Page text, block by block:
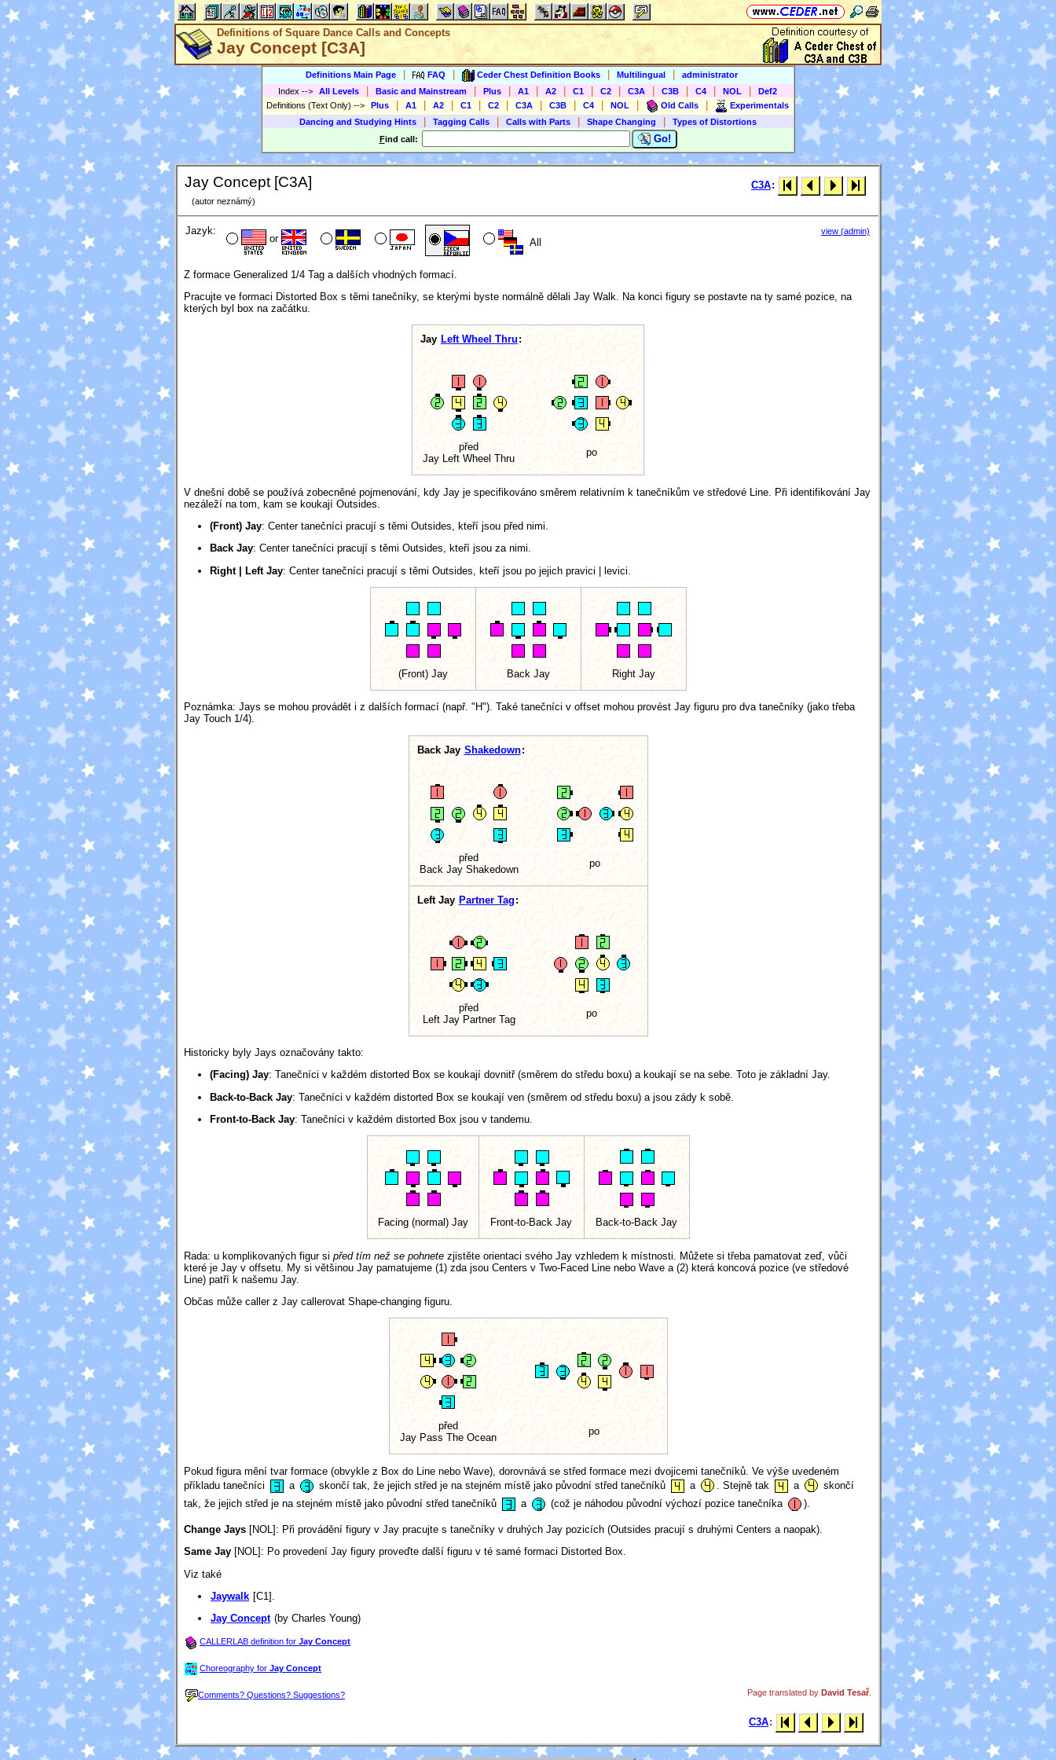
Definitions of Square Dance Calls and Concepts
Jay Concept [C3A]
Definitions Main Page FAQ Ceder Chest Definition Books Multilingual
administrator
Index --> All Levels Basic and Mainstream Plus A1 A2 C1 C2 C3A C3B C4 NOL
Def2
Definitions (Text Only) --> Plus A1 A2 C1 C2 C3A C3B C4 NOL Old Calls
Experimentals
Dancing and Studying Hints
Tagging Calls Calls with Parts Shape Changing
Types of Distortions
Find call: Go!
Jay Concept [C3A]
(autor neznámý)
C3A:
Jazyk:
or All
view (admin)
Z formace Generalized 1/4 Tag a dalších vhodných formací.
Pracujte ve formaci Distorted Box s těmi tanečníky, se kterými byste normálně dělali Jay Walk. Na konci figury se postavte na ty samé pozice, na
kterých byl box na začátku.
Jay Left Wheel Thru :
před
Jay Left Wheel Thru
po
V dnešní době se používá zobecněné pojmenování, kdy Jay je specifikováno směrem relativním k tanečníkům ve středové Line. Při identifikování Jay
nezáleží na tom, kam se koukají Outsides.
(Front) Jay: Center tanečníci pracují s těmi Outsides, kteří jsou před nimi.
Back Jay: Center tanečníci pracují s těmi Outsides, kteří jsou za nimi.
Right | Left Jay: Center tanečníci pracují s těmi Outsides, kteří jsou po jejich pravici | levici.
(Front) Jay Back Jay Right Jay
Poznámka: Jays se mohou provádět i z dalších formací (např. "H"). Také tanečníci v offset mohou provést Jay figuru pro dva tanečníky (jako třeba
Jay Touch 1/4).
Back Jay Shakedown:
před
Back Jay Shakedown
po
Left Jay Partner Tag :
před
Left Jay Partner Tag
po
Historicky byly Jays označovány takto:
(Facing) Jay: Tanečníci v každém distorted Box se koukají dovnitř (směrem do středu boxu) a koukají se na sebe. Toto je základní Jay.
Back-to-Back Jay: Tanečníci v každém distorted Box se koukají ven (směrem od středu boxu) a jsou zády k sobě.
Front-to-Back Jay: Tanečníci v každém distorted Box jsou v tandemu.
Facing (normal) Jay Front-to-Back Jay Back-to-Back Jay
Rada: u komplikovaných figur si před tím než se pohnete zjistěte orientaci svého Jay vzhledem k místnosti. Můžete si třeba pamatovat zeď, vůči
které je Jay v offsetu. My si většinou Jay pamatujeme (1) zda jsou Centers v Two-Faced Line nebo Wave a (2) která koncová pozice (ve středové
Line) patří k našemu Jay.
Občas může caller z Jay callerovat Shape-changing figuru.
před
Jay Pass The Ocean
po
Pokud figura mění tvar formace (obvykle z Box do Line nebo Wave), dorovnává se střed formace mezi dvojicemi tanečníků. Ve výše uvedeném
příkladu tanečníci
a skončí tak, že jejich střed je na stejném místě jako původní střed tanečníků a . Stejně tak a
skončí
tak, že jejich střed je na stejném místě jako původní střed tanečníků
a (což je náhodou původní výchozí pozice tanečníka ).
Change Jays [NOL] : Při provádění figury v Jay pracujte s tanečníky v druhých Jay pozicích (Outsides pracují s druhými Centers a naopak).
Same Jay [NOL] : Po provedení Jay figury proveďte další figuru v té samé formaci Distorted Box.
Viz také
Jaywalk [C1].
Jay Concept (by Charles Young)
CALLERLAB definition for Jay Concept
Choreography for Jay Concept
Comments? Questions? Suggestions? Page translated by David Tesař
C3A: